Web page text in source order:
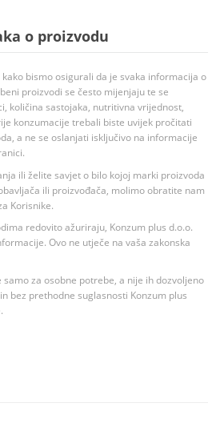
o proizvodu
bismo osigurali da je svaka informacija o
proizvodi se često mijenjaju te se
količina sastojaka, nutritivna vrijednost,
konzumacije trebali biste uvijek pročitati
a ne se oslanjati isključivo na informacije
ili želite savjet o bilo kojoj marki proizvoda
ili proizvođača, molimo obratite nam
Korisnike.
redovito ažuriraju, Konzum plus d.o.o.
Ovo ne utječe na vaša zakonska
za osobne potrebe, a nije ih dozvoljeno
bez prethodne suglasnosti Konzum plus